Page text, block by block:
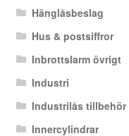
Hänglåsbeslag
Hus & postsiffror
Inbrottslarm övrigt
Industri
Industrilås tillbehör
Innercylindrar